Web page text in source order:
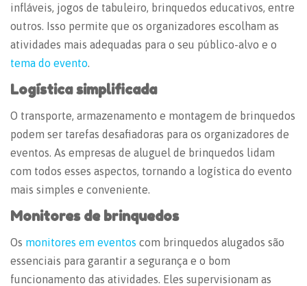
infláveis, jogos de tabuleiro, brinquedos educativos, entre
outros. Isso permite que os organizadores escolham as
atividades mais adequadas para o seu público-alvo e o
tema do evento.
Logística simplificada
O transporte, armazenamento e montagem de brinquedos
podem ser tarefas desafiadoras para os organizadores de
eventos. As empresas de aluguel de brinquedos lidam
com todos esses aspectos, tornando a logística do evento
mais simples e conveniente.
Monitores de brinquedos
Os monitores em eventos com brinquedos alugados são
essenciais para garantir a segurança e o bom
funcionamento das atividades. Eles supervisionam as